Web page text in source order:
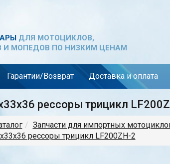
ДЛЯ МОТОЦИКЛОВ,
И МОПЕДОВ ПО НИЗКИМ ЦЕНАМ
Гарантии/Возврат Доставка и оплата
рессоры трицикл
Запчасти для импортных
рессоры трицикл LF200ZH-2